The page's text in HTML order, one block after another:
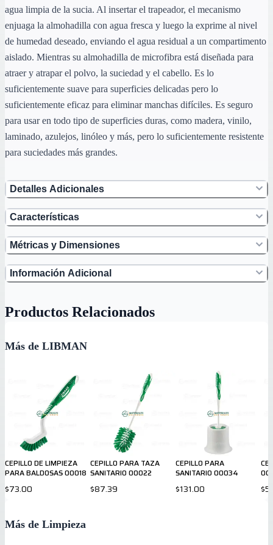
agua limpia de la sucia. Al insertar el trapeador, el mecanismo
enjuaga la almohadilla con agua fresca y luego la exprime al nivel
de humedad deseado, enviando el agua residual a un compartimento
aislado. Mientras su almohadilla de microfibra está diseñada para
atraer y atrapar el polvo, la suciedad y el cabello. Es lo
suficientemente suave para superficies delicadas pero lo
suficientemente eficaz para eliminar manchas difíciles. Es seguro
para usar en todo tipo de superficies duras, como madera, vinilo,
laminado, azulejos, linóleo y más, pero lo suficientemente resistente
para suciedades más grandes.
Detalles Adicionales
Características
Métricas y Dimensiones
Información Adicional
Productos Relacionados
Más de LIBMAN
CEPILLO DE LIMPIEZA
PARA BALDOSAS 00018
$73.00
CEPILLO PARA TAZA
SANITARIO 00022
$87.39
CEPILLO PARA
SANITARIO 00034
$131.00
Más de Limpieza